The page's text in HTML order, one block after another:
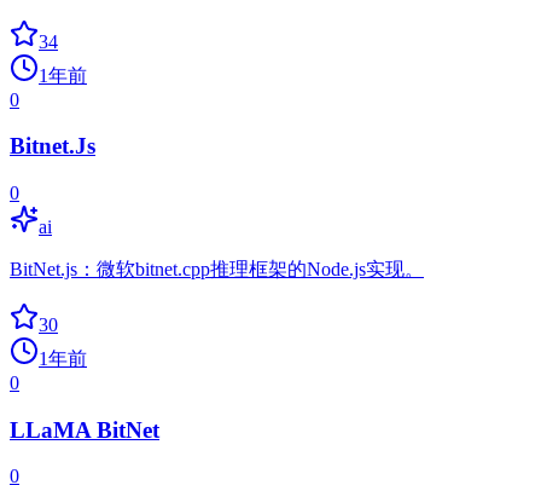
34
1年前
0
Bitnet.Js
0
ai
BitNet.js：微软bitnet.cpp推理框架的Node.js实现。
30
1年前
0
LLaMA BitNet
0